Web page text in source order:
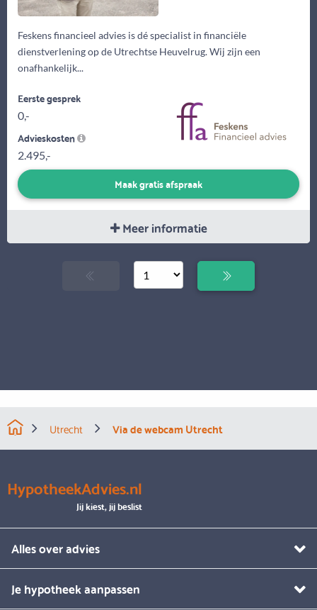
Feskens financieel advies is dé specialist in financiële
dienstverlening op de Utrechtse Heuvelrug. Wij zijn een
onafhankelijk...
Eerste gesprek
0,-
Advieskosten
2.495,-
Maak gratis afspraak
Meer informatie
Utrecht Via de webcam Utrecht
HypotheekAdvies.nl
Jij kiest, jij beslist
Alles over advies
Je hypotheek aanpassen